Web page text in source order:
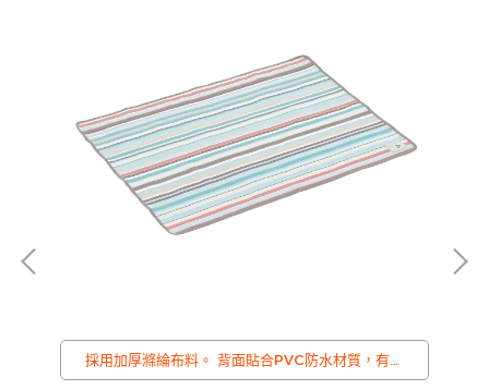
採用加厚滌綸布料。 背面貼合PVC防水材質，有效
隔絕地氣。 適用兩人。 附收納袋。